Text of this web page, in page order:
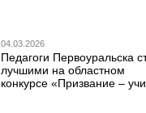
04.03.2026
Педагоги Первоуральска
лучшими на областном
конкурсе «Призвание –